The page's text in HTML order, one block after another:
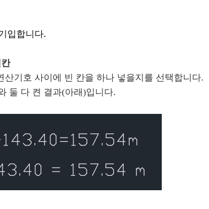
입합니다.
산기호 사이에 빈 칸을 하나 넣을지를 선택합니다.
둘 다 켠 결과(아래)입니다.